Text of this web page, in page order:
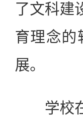
了文科建
育理念的
展。
学校在